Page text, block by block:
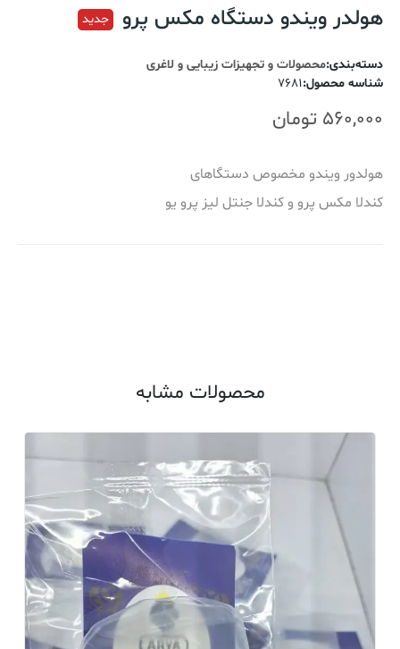
هولدر ویندو دستگاه مکس پرو جدید
دسته‌بندی:محصولات و تجهیزات زیبایی و لاغری
شناسه محصول:
7681
560,000 تومان
هولدور ویندو مخصوص دستگاهای
کندلا مکس پرو و کندلا جنتل لیز پرو یو
محصولات مشابه